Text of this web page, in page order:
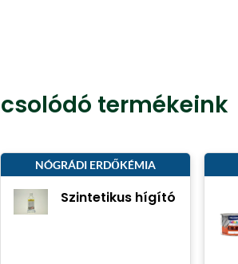
termékeink
NÓGRÁDI ERDŐKÉMIA
Szintetikus hígító